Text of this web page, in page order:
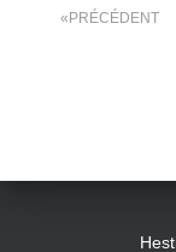
Pagination
PRÉCÉDENT